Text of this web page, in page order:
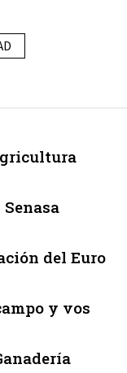
Senasa
del Euro
y vos